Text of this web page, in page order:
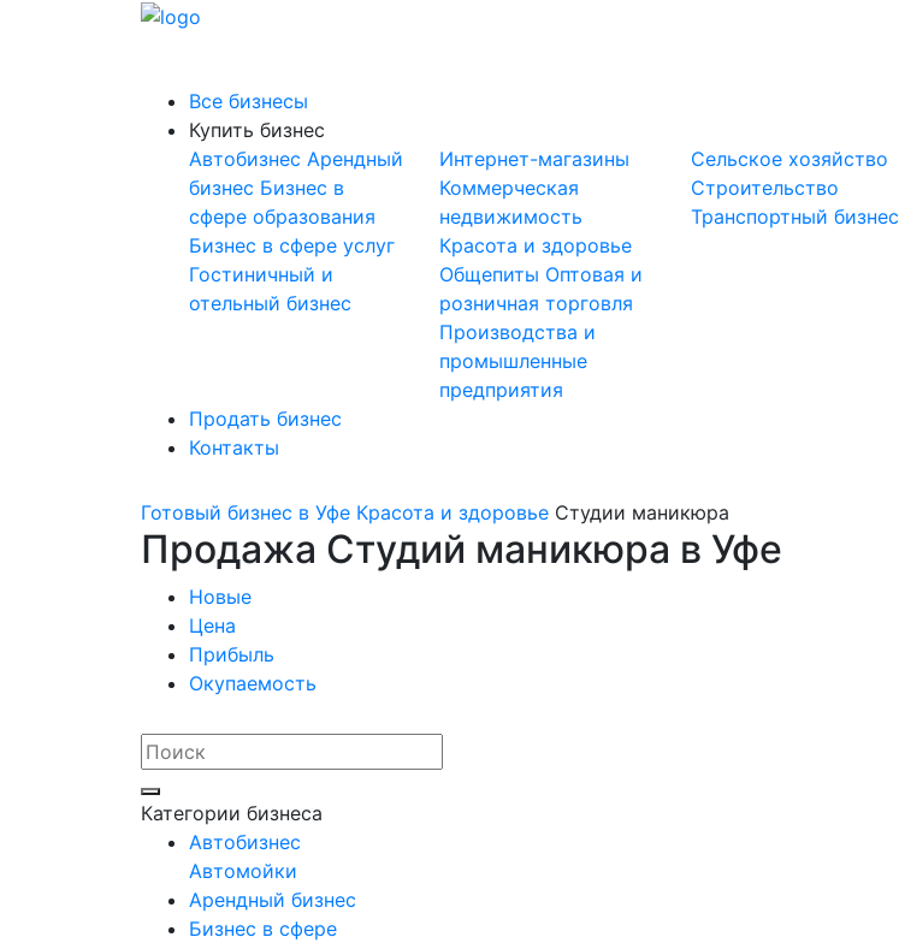
Все бизнесы
Купить бизнес
Автобизнес Арендный
бизнес Бизнес в
сфере образования
Бизнес в сфере услуг
Гостиничный и
отельный бизнес
Интернет-магазины
Коммерческая
недвижимость
Красота и здоровье
Общепиты Оптовая и
розничная торговля
Производства и
промышленные
предприятия
Сельское хозяйство
Строительство
Транспортный бизнес
Продать бизнес
Контакты
Готовый бизнес в Уфе Красота и здоровье Студии маникюра
Продажа Студий маникюра в Уфе
Новые
Цена
Прибыль
Окупаемость
Категории бизнеса
Автобизнес
Автомойки
Арендный бизнес
Бизнес в сфере